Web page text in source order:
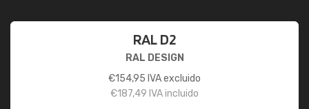
RAL D2
RAL DESIGN
€154,95 IVA excluido
€187,49 IVA incluido